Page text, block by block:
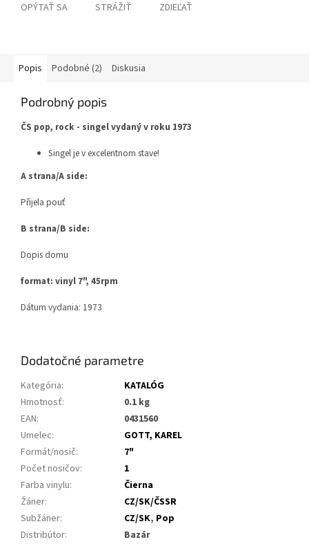
OPÝTAŤ SA STRÁŽIŤ ZDIEĽAŤ
Popis Podobné (2) Diskusia
Podrobný popis
ČS pop, rock - singel vydaný v roku 1973
Singel je v excelentnom stave!
A strana/A side:
Přijela pouť
B strana/B side:
Dopis domu
format: vinyl 7", 45rpm
Dátum vydania: 1973
Dodatočné parametre
Kategória:
KATALÓG
Hmotnosť:
0.1 kg
EAN:
0431560
Umelec:
GOTT, KAREL
Formát/nosič:
7"
Počet nosičov:
1
Farba vinylu:
Čierna
Žáner:
CZ/SK/ČSSR
Subžáner: CZ/SK, Pop
Distribútor:
Bazár